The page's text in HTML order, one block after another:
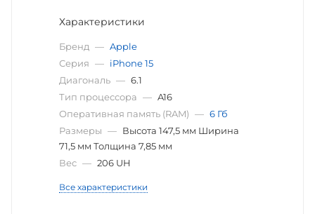
Характеристики
Бренд — Apple
Серия — iPhone 15
Диагональ — 6.1
Тип процессора — A16
Оперативная память (RAM) — 6 Гб
Размеры — Высота 147,5 мм Ширина
71,5 мм Толщина 7,85 мм
Вес — 206 UH
Все характеристики